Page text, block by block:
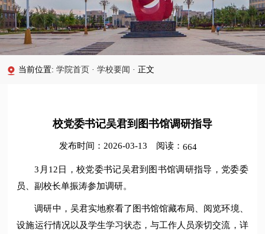
当前位置:学院首页 · 学校要闻 · 正文
校党委书记吴君到图书馆调研指导
发布时间：2026-03-13 阅读： 664
3月12日，校党委书记吴君到图书馆调研指导，党委委
员、副校长单振涛参加调研。
调研中，吴君实地察看了图书馆馆藏布局、阅览环境、
设施运行情况以及学生学习状态，与工作人员亲切交流，详